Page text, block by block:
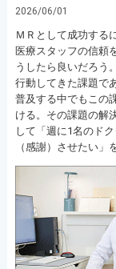
2026/06/01
ＭＲとして成功する
医療スタッフの信頼
うしたら良いだろう
行動してきた課題で
普及する中でもこの
ける。その課題の解
して「週に1名のド
（感謝）させたい」